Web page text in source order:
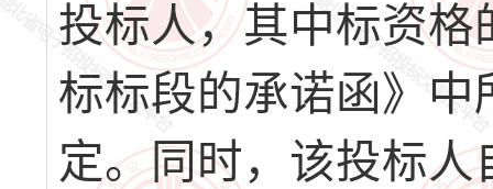
投标人，其中标资
标标段的承诺函》
定。同时，该投标